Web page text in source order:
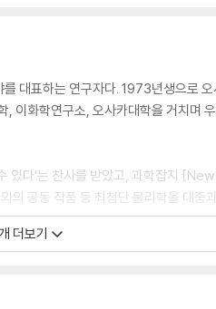
대표하는 연구자다. 1973년생으로
이화학연구소, 오사카대학을 거치며
있다’는 찬사를 받았고, 과학잡지
공동 작품 등 최첨단 물리학을 대중
더보기